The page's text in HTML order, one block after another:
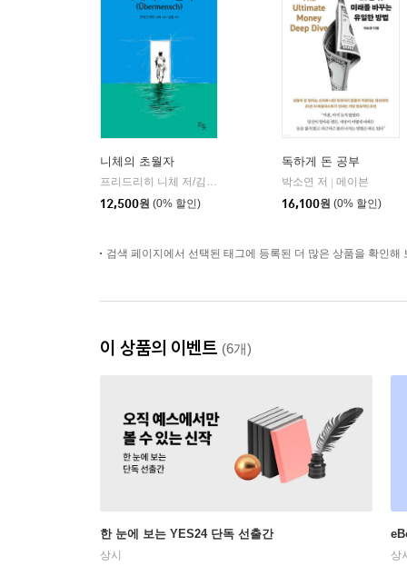
니체의 초월자
프리드리히 니체 저/김철 편역
12,500원 (0% 할인)
독하게 돈 공부
박소연 저
메이븐
16,100원 (0% 할인)
검색 페이지에서 선택된 태그에 등록된 더 많은 상품을 확인해
이 상품의 이벤트 (6개)
한 눈에 보는 YES24 단독 선출간
상시 상